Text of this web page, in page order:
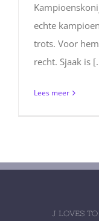
echte
trots. Voor
recht. Sjaak is
Lees meer
J LOVES